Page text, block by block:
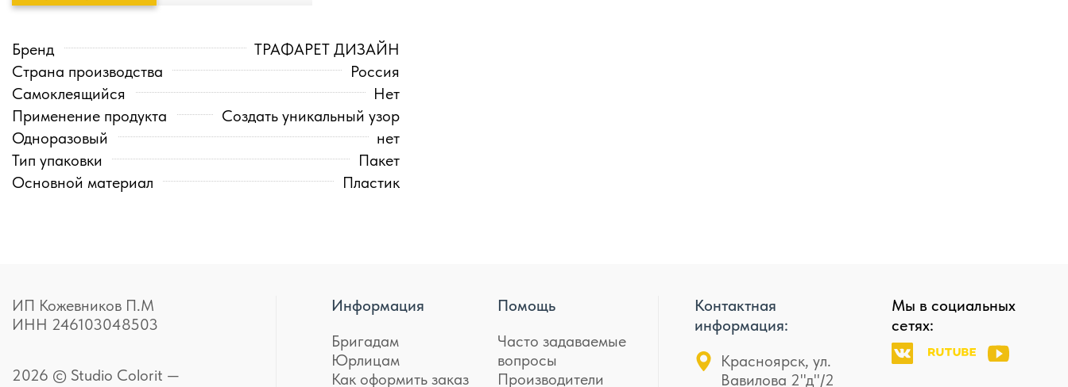
Бренд
ТРАФАРЕТ ДИЗАЙН
Страна производства
Россия
Самоклеящийся
Нет
Применение продукта
Создать уникальный узор
Одноразовый
нет
Тип упаковки
Пакет
Основной материал
Пластик
ИП Кожевников П.М
ИНН 246103048503
2026 © Studio Colorit —
Информация
Бригадам
Юрлицам
Как оформить заказ
Помощь
Часто задаваемые
вопросы
Производители
Контактная
информация:
Красноярск, ул.
Вавилова 2"д"/2
Мы в социальных
сетях: